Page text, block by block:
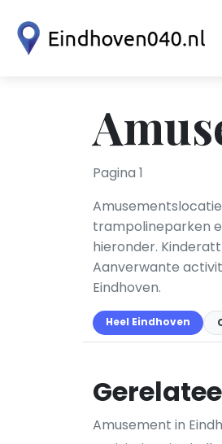
Pagina 1
trampolineparken
hieronder.
Aanverwante
Eindhoven.
Heel Eindhoven
Amusement in